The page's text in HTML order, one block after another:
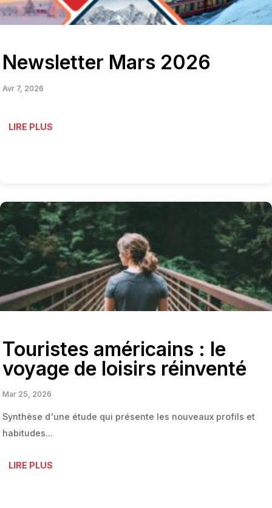
Newsletter Mars 2026
Avr 7, 2026
LIRE PLUS
Touristes américains : le
voyage de loisirs réinventé
Mar 25, 2026
Synthèse d'une étude qui présente les nouveaux profils et
habitudes...
LIRE PLUS